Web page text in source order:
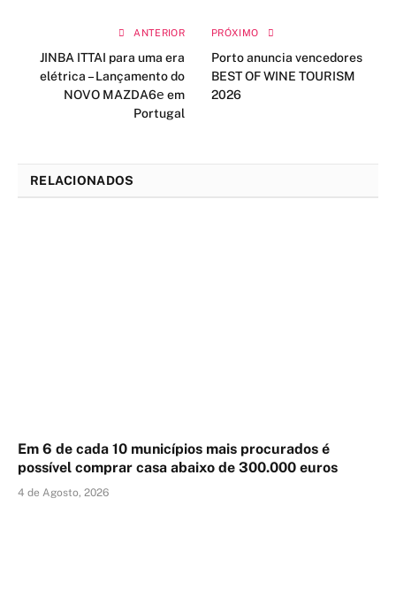
ANTERIOR
JINBA ITTAI para uma era
elétrica – Lançamento do
NOVO MAZDA6𝖾 em
Portugal
PRÓXIMO
Porto anuncia vencedores
BEST OF WINE TOURISM
2026
RELACIONADOS
Em 6 de cada 10 municípios mais procurados é
possível comprar casa abaixo de 300.000 euros
4 de Agosto, 2026